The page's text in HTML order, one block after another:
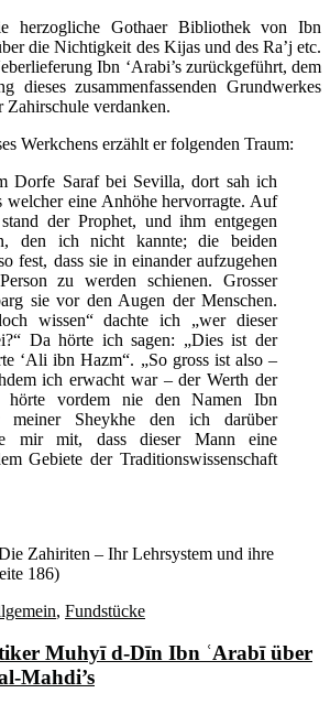
herzogliche Gothaer Bibliothek von Ibn
die Nichtigkeit des Kijas und des Ra’j etc.
Ibn ‘Arabi’s zurückgeführt, dem
dieses zusammenfassenden Grundwerkes
Zahirschule verdanken.
Werkchens erzählt er folgenden Traum:
Dorfe Saraf bei Sevilla, dort sah ich
welcher eine Anhöhe hervorragte. Auf
der Prophet, und ihm entgegen
den ich nicht kannte; die beiden
fest, dass sie in einander aufzugehen
zu werden schienen. Grosser
sie vor den Augen der Menschen.
wissen“ dachte ich „wer dieser
Da hörte ich sagen: „Dies ist der
‘Ali ibn Hazm“. „So gross ist also –
ich erwacht war – der Werth der
hörte vordem nie den Namen Ibn
meiner Sheykhe den ich darüber
mir mit, dass dieser Mann eine
Gebiete der Traditionswissenschaft
Zahiriten – Ihr Lehrsystem und ihre
186)
, Fundstücke
Muhyī d-Dīn Ibn ʿArabī über
Mahdi’s